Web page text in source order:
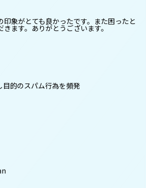
象がとても良かったです。また困ったと
ます。ありがとうございます。
目的のスパム行為を頻発